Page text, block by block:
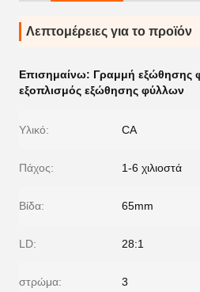
Λεπτομέρειες για το προϊόν
Επισημαίνω: Γραμμή εξώθησης
εξοπλισμός εξώθησης φύλλων
Υλικό: CA
Πάχος: 1-6 χιλιοστά
Βίδα: 65mm
LD: 28:1
στρώμα: 3